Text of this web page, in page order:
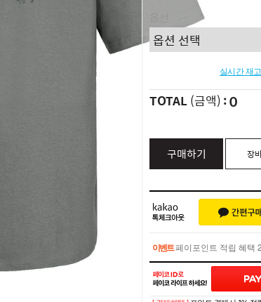
실시간 재
TOTAL(금액) 0
구매하기 장
이벤트페이포인트 적립 혜택
이벤트페이포인트 적립 혜택